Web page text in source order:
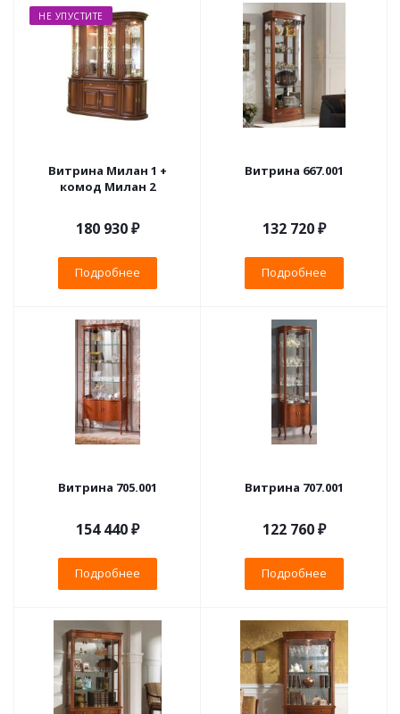
НЕ УПУСТИТЕ
Витрина Милан 1 +
комод Милан 2
180 930 ₽
Подробнее
Витрина 667.001
132 720 ₽
Подробнее
Витрина 705.001
154 440 ₽
Подробнее
Витрина 707.001
122 760 ₽
Подробнее